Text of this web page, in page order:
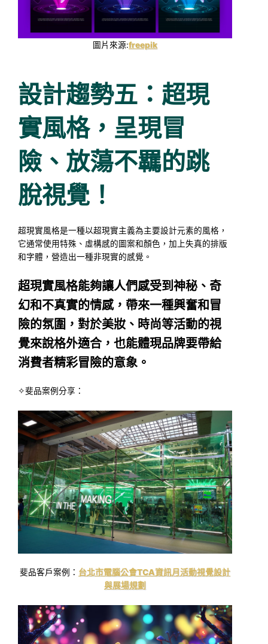
圖片來源:freepik
設計趨勢五：超現
實風格，呈現冒
險、放蕩不羈的跳
脫視覺！
超現實風格是一種以超現實主義為主要設計元素的風格，
它通常使用特殊、虛構感的圖案和顏色，加上失真的排版
和字體，營造出一種非現實的感覺。
超現實風格能夠讓人們感受到神秘、奇
幻和不真實的情感，帶來一種興奮和冒
險的氛圍，對於美妝、時尚等活動的視
覺來說格外適合，也能體現品牌要帶給
消費者精彩冒險的意象。
✧斐品案例分享：
斐品客戶案例： 台北市電腦公會TCA資訊月活動視覺設計
與展場規劃